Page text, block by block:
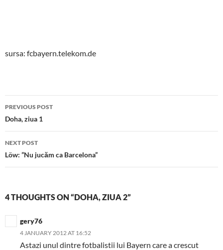
sursa: fcbayern.telekom.de
Post
navigation
PREVIOUS POST
Doha, ziua 1
NEXT POST
Löw: ”Nu jucăm ca Barcelona”
4 THOUGHTS ON “DOHA, ZIUA 2”
gery76
4 JANUARY 2012 AT 16:52
Astazi unul dintre fotbalistii lui Bayern care a crescut